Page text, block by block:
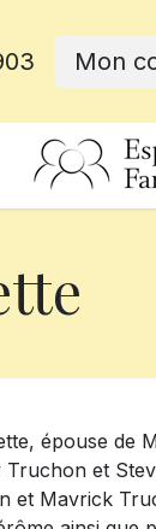
Mon
épouse de
Truchon et
et Mavrick